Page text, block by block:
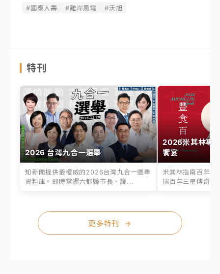
#國泰人壽 #離岸風電 #沃旭
特刊
2026 台灣九合一選舉
知新聞提供最權威的2026台灣九合一選舉
資料庫。即時掌握六都縣市長、議...
2026米其林專
饗宴
米其林指南百年之
瑞百年三星傳奇、
更多特刊 →